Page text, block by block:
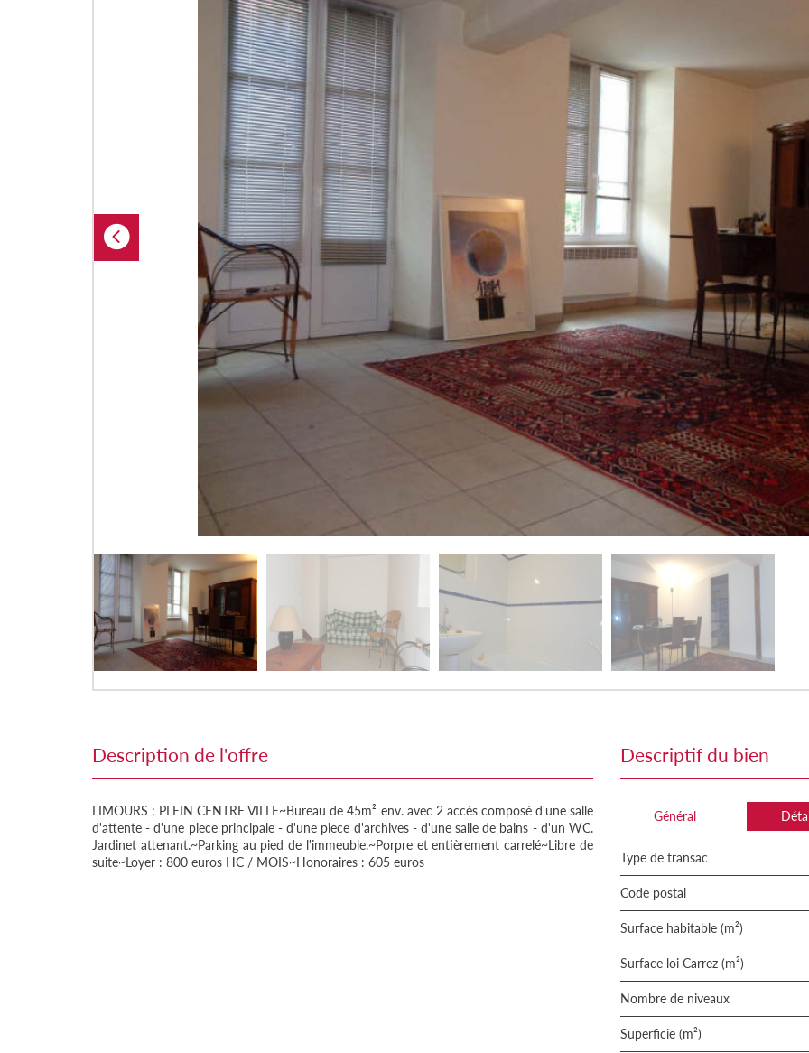
description de l'offre
LIMOURS : PLEIN CENTRE VILLE~Bureau de 45m² env. avec 2 accès composé d'une salle
d'attente - d'une piece principale - d'une piece d'archives - d'une salle de bains - d'un WC.
Jardinet attenant.~Parking au pied de l'immeuble.~Porpre et entièrement carrelé~Libre de
suite~Loyer : 800 euros HC / MOIS~Honoraires : 605 euros
descriptif du bien
Général
Type de transac
Code postal
Surface habitable (m²)
Surface loi Carrez (m²)
Nombre de niveaux
Superficie (m²)